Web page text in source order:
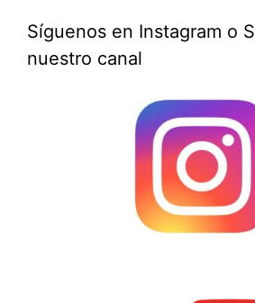
Síguenos en Instagram o
nuestro canal